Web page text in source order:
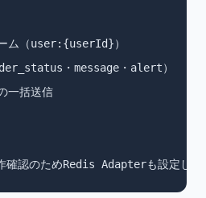
ム（user:{userId}）
・message・alert）
一括送信
確認のためRedis Adapterも設定して